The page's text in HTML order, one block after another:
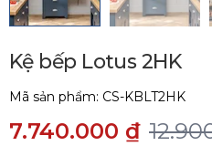
Kệ bếp Lotus 2HK
Mã sản phẩm: CS-KBLT2HK
7.740.000 ₫